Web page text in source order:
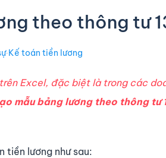
theo thông tư
∙Kế toán tiền lương
Excel, đặc biệt là trong các
mẫu bảng lương theo thông tư
tiền lương như sau: